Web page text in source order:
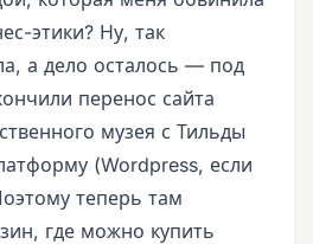
этики? Ну, так
а дело осталось — под
перенос сайта
музея с Тильды
(Wordpress, если
теперь там
где можно купить